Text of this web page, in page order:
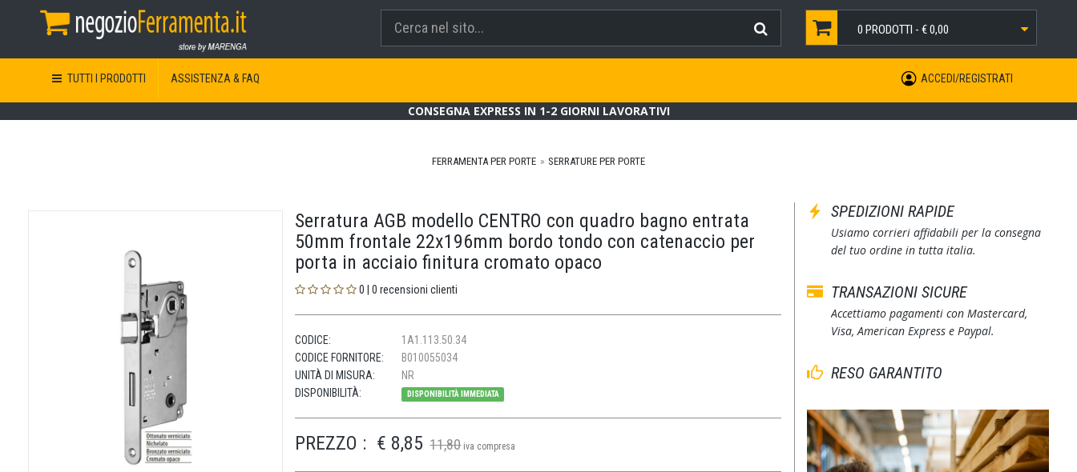
0 PRODOTTI -€ 0,00
TUTTI I PRODOTTI ASSISTENZA & FAQ ACCEDI/REGISTRATI
CONSEGNA EXPRESS IN 1-2 GIORNI LAVORATIVI
FERRAMENTA PER PORTE SERRATURE PER PORTE
Serratura AGB modello CENTRO con quadro bagno entrata
50mm frontale 22x196mm bordo tondo con catenaccio per
porta in acciaio finitura cromato opaco
0 | 0 recensioni clienti
CODICE:
1A1.113.50.34
CODICE FORNITORE:
B010055034
UNITÀ DI MISURA:
NR
DISPONIBILITÀ:
DISPONIBILITÀ IMMEDIATA
PREZZO : € 8,85 11,80 iva compresa
SPEDIZIONI RAPIDE
Usiamo corrieri affidabili per la consegna
del tuo ordine in tutta italia.
TRANSAZIONI SICURE
Accettiamo pagamenti con Mastercard,
Visa, American Express e Paypal.
RESO GARANTITO